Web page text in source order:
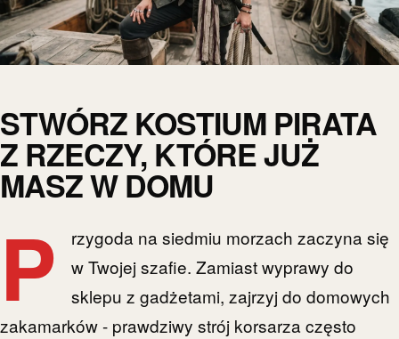
STWÓRZ KOSTIUM PIRATA
Z RZECZY, KTÓRE JUŻ
MASZ W DOMU
P
rzygoda na siedmiu morzach zaczyna się
w Twojej szafie. Zamiast wyprawy do
sklepu z gadżetami, zajrzyj do domowych
zakamarków - prawdziwy strój korsarza często